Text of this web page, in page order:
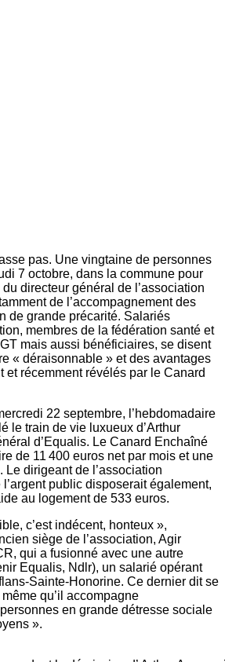
pas. Une vingtaine de personnes
7 octobre, dans la commune pour
directeur général de l’association
de l’accompagnement des
de grande précarité. Salariés
membres de la fédération santé et
mais aussi bénéficiaires, se disent
« déraisonnable » et des avantages
et récemment révélés par le Canard
22 septembre, l’hebdomadaire
le train de vie luxueux d’Arthur
d’Equalis. Le Canard Enchaîné
de 11 400 euros net par mois et une
Le dirigeant de l’association
public disposerait également,
au logement de 533 euros.
c’est indécent, honteux »,
siège de l’association, Agir
qui a fusionné avec une autre
Equalis, Ndlr), un salarié opérant
Sainte-Honorine. Ce dernier dit se
qu’il accompagne
en grande détresse sociale
».